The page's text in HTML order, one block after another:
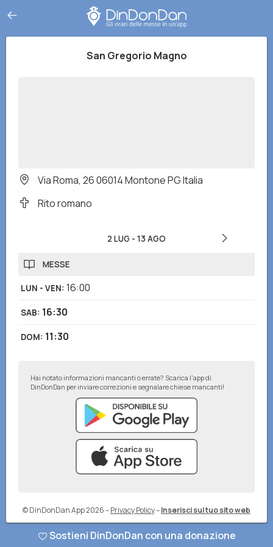
San Gregorio Magno
Via Roma, 26 06014 Montone PG Italia
Rito romano
2 LUG - 13 AGO
MESSE
LUN - VEN: 16:00
SAB: 16:30
DOM: 11:30
Hai notato informazioni mancanti o errate? Scarica l'app di
DinDonDan per inviare correzioni e segnalare chiese mancanti!
© DinDonDan App 2026–Privacy Policy–Inserisci sul tuo sito web
Sostieni DinDonDan con una donazione